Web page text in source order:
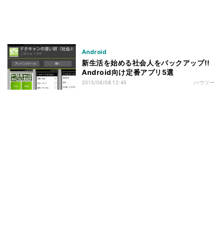
Android
新生活を始める社会人をバックアップ!!
Android向け定番アプリ5選
2013/04/08 12:45 ハウツー